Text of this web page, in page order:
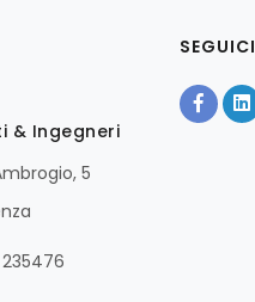
& Ingegneri
5
SEGUICI